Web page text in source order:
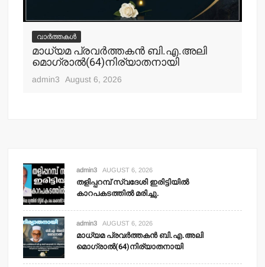
വാർത്തകൾ
മാധ്യമ പ്രവര്‍ത്തകന്‍ ബി.എ.അലി
മൊഗ്രാല്‍(64)നിര്യാതനായി
admin3 August 6, 2026
admin3 AUGUST 6, 2026
തളിപ്പറമ്പ് സ്വദേശി ഇരിട്ടിയില്‍
കാറപകടത്തില്‍ മരിച്ചു.
admin3 AUGUST 6, 2026
മാധ്യമ പ്രവര്‍ത്തകന്‍ ബി.എ.അലി
മൊഗ്രാല്‍(64)നിര്യാതനായി